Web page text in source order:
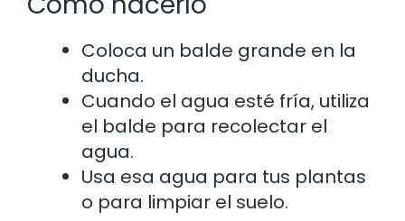
Coloca un balde grande en la
ducha.
Cuando el agua esté fría, utiliza
el balde para recolectar el
agua.
Usa esa agua para tus plantas
o para limpiar el suelo.